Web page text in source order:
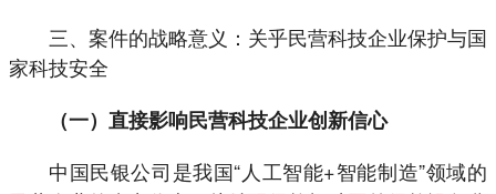
三、案件的战略意义：关乎民营科技企业保护与国
家科技安全
（一）直接影响民营科技企业创新信心
中国民银公司是我国“人工智能+智能制造”领域的